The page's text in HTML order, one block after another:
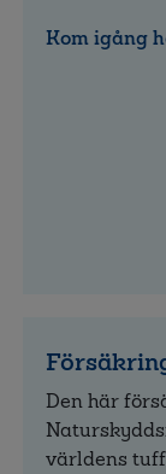
Kom igång
Den här
världens